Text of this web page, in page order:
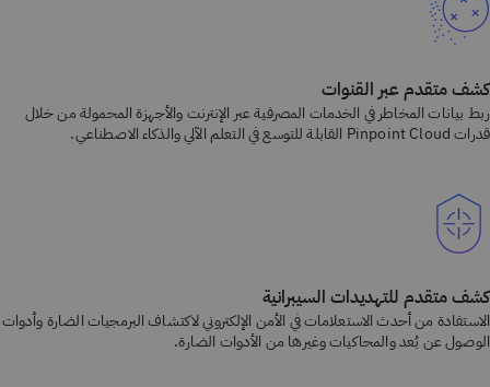
كشف متقدم عبر القنوات
ربط بيانات المخاطر في الخدمات المصرفية عبر الإنترنت والأجهزة المحمولة من خلال
قدرات Pinpoint Cloud القابلة للتوسع في التعلم الآلي والذكاء الاصطناعي.
كشف متقدم للتهديدات السيبرانية
الاستفادة من أحدث الاستعلامات في الأمن الإلكتروني لاكتشاف البرمجيات الضارة وأدوات
الوصول عن بُعد والمحاكيات وغيرها من الأدوات الضارة.